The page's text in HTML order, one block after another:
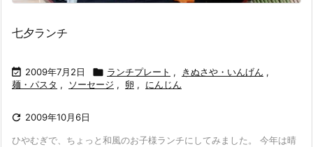
七夕ランチ
 2009年7月2日  ランチプレート , きぬさや・いんげん ,
麺・パスタ , ソーセージ , 卵 , にんじん
 2009年10月6日
ひやむぎで、ちょっと和風のお子様ランチにしてみました。 今年は晴